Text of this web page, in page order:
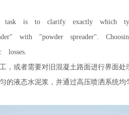
task is to clarify exactly which
with "powder spreader".
losses.
，或者需要对旧混凝土路面进行界面
的液态水泥浆，并通过高压喷洒系统均